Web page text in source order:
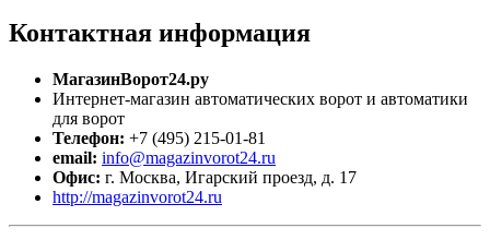
Контактная информация
МагазинВорот24.ру
Интернет-магазин автоматических ворот и автоматики
для ворот
Телефон: +7 (495) 215-01-81
email: info@magazinvorot24.ru
Офис: г. Москва, Игарский проезд, д. 17
http://magazinvorot24.ru